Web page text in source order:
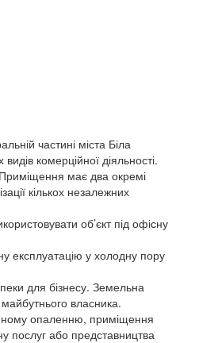
частині міста Біла
комерційної діяльності.
має два окремі
кількох незалежних
об’єкт під офісну
експлуатацію у холодну пору
для бізнесу. Земельна
власника.
опаленню, приміщення
послуг або представництва